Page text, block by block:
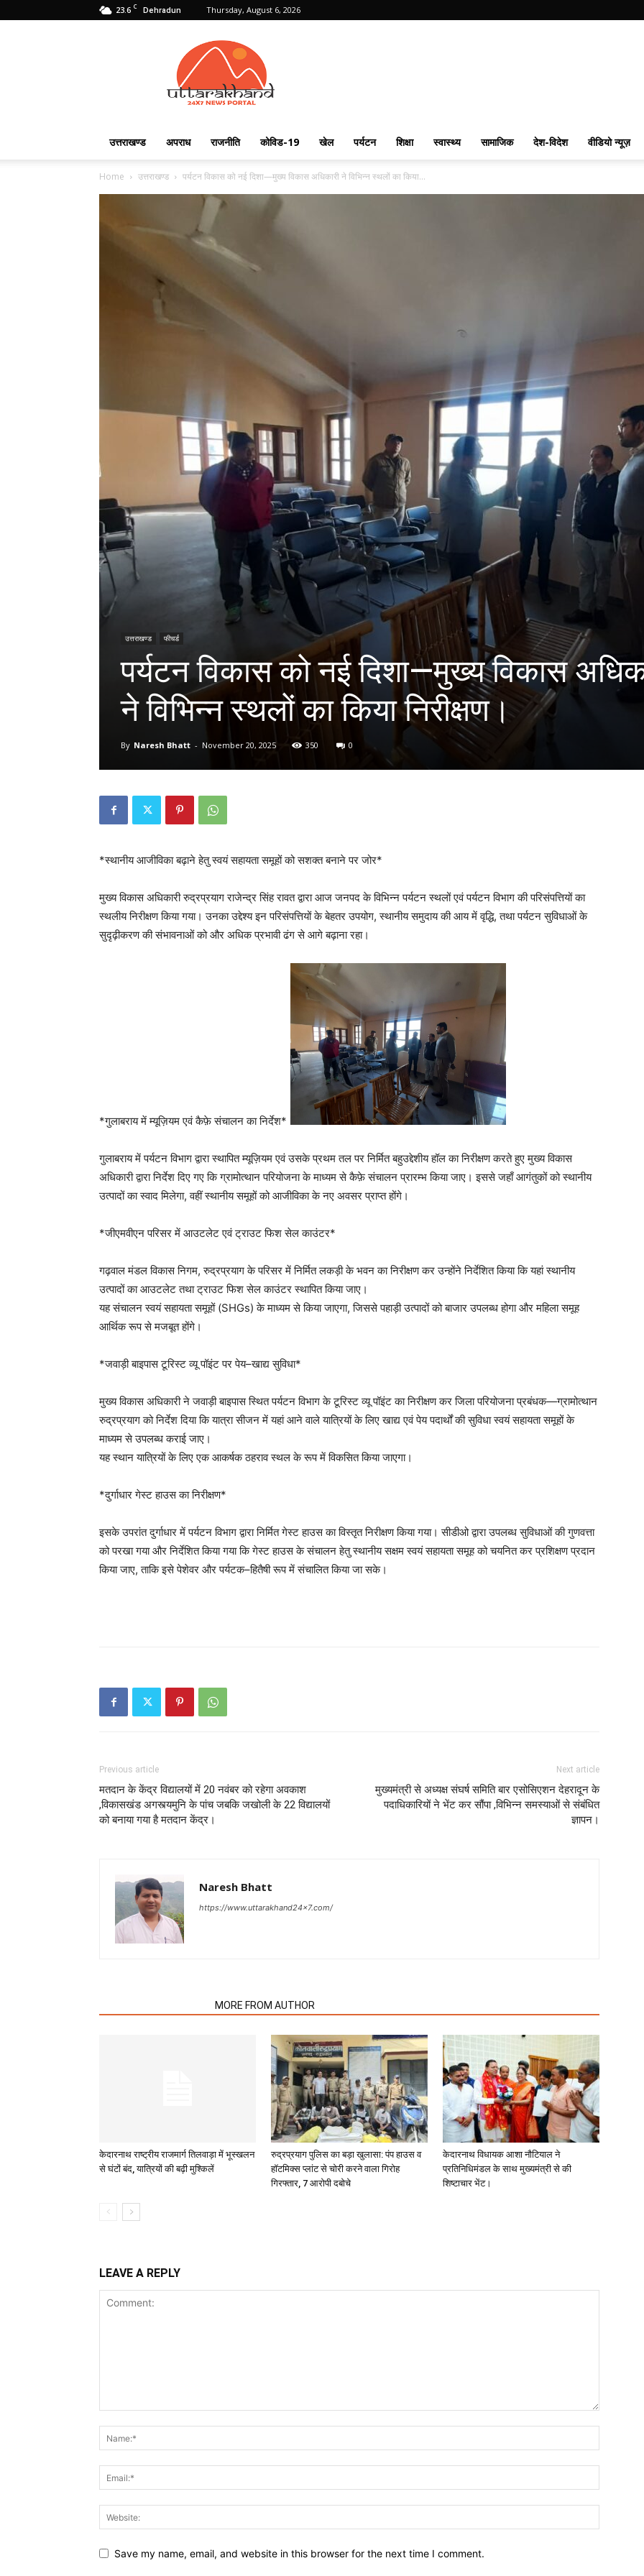
23.6 C Dehradun Thursday, August 6, 2026
Uttarakhand
24X7
उत्तराखण्ड अपराध राजनीति कोविड-19 खेल पर्यटन शिक्षा स्वास्थ्य सामाजिक देश-विदेश वीडियो न्यूज़
Home उत्तराखण्ड पर्यटन विकास को नई दिशा—मुख्य विकास अधिकारी ने विभिन्न स्थलों का किया...
उत्तराखण्ड फीचर्ड
पर्यटन विकास को नई दिशा—मुख्य विकास
ने विभिन्न स्थलों का किया निरीक्षण।
By Naresh Bhatt - November 20, 2025 350 0
*स्थानीय आजीविका बढ़ाने हेतु स्वयं सहायता समूहों को सशक्त बनाने पर जोर*
मुख्य विकास अधिकारी रुद्रप्रयाग राजेन्द्र सिंह रावत द्वारा आज जनपद के विभिन्न पर्यटन स्थलों एवं पर्यटन विभाग की परिसंपत्तियों का
स्थलीय निरीक्षण किया गया। उनका उद्देश्य इन परिसंपत्तियों के बेहतर उपयोग, स्थानीय समुदाय की आय में वृद्धि, तथा पर्यटन सुविधाओं के
सुदृढ़ीकरण की संभावनाओं को और अधिक प्रभावी ढंग से आगे बढ़ाना रहा।
*गुलाबराय में म्यूज़ियम एवं कैफ़े संचालन का निर्देश*
गुलाबराय में पर्यटन विभाग द्वारा स्थापित म्यूज़ियम एवं उसके प्रथम तल पर निर्मित बहुउद्देशीय हॉल का निरीक्षण करते हुए मुख्य विकास
अधिकारी द्वारा निर्देश दिए गए कि ग्रामोत्थान परियोजना के माध्यम से कैफ़े संचालन प्रारम्भ किया जाए। इससे जहाँ आगंतुकों को स्थानीय
उत्पादों का स्वाद मिलेगा, वहीं स्थानीय समूहों को आजीविका के नए अवसर प्राप्त होंगे।
*जीएमवीएन परिसर में आउटलेट एवं ट्राउट फिश सेल काउंटर*
गढ़वाल मंडल विकास निगम, रुद्रप्रयाग के परिसर में निर्मित लकड़ी के भवन का निरीक्षण कर उन्होंने निर्देशित किया कि यहां स्थानीय
उत्पादों का आउटलेट तथा ट्राउट फिश सेल काउंटर स्थापित किया जाए।
यह संचालन स्वयं सहायता समूहों (SHGs) के माध्यम से किया जाएगा, जिससे पहाड़ी उत्पादों को बाजार उपलब्ध होगा और महिला समूह
आर्थिक रूप से मजबूत होंगे।
*जवाड़ी बाइपास टूरिस्ट व्यू पॉइंट पर पेय–खाद्य सुविधा*
मुख्य विकास अधिकारी ने जवाड़ी बाइपास स्थित पर्यटन विभाग के टूरिस्ट व्यू पॉइंट का निरीक्षण कर जिला परियोजना प्रबंधक—ग्रामोत्थान
रुद्रप्रयाग को निर्देश दिया कि यात्रा सीजन में यहां आने वाले यात्रियों के लिए खाद्य एवं पेय पदार्थों की सुविधा स्वयं सहायता समूहों के
माध्यम से उपलब्ध कराई जाए।
यह स्थान यात्रियों के लिए एक आकर्षक ठहराव स्थल के रूप में विकसित किया जाएगा।
*दुर्गाधार गेस्ट हाउस का निरीक्षण*
इसके उपरांत दुर्गाधार में पर्यटन विभाग द्वारा निर्मित गेस्ट हाउस का विस्तृत निरीक्षण किया गया। सीडीओ द्वारा उपलब्ध सुविधाओं की गुणवत्ता
को परखा गया और निर्देशित किया गया कि गेस्ट हाउस के संचालन हेतु स्थानीय सक्षम स्वयं सहायता समूह को चयनित कर प्रशिक्षण प्रदान
किया जाए, ताकि इसे पेशेवर और पर्यटक–हितैषी रूप में संचालित किया जा सके।
Previous article
मतदान के केंद्र विद्यालयों में 20 नवंबर को रहेगा अवकाश
,विकासखंड अगस्त्यमुनि के पांच जबकि जखोली के 22 विद्यालयों
को बनाया गया है मतदान केंद्र।
Next article
मुख्यमंत्री से अध्यक्ष संघर्ष समिति बार एसोसिएशन देहरादून के
पदाधिकारियों ने भेंट कर सौंपा ,विभिन्न समस्याओं से संबंधित
ज्ञापन।
Naresh Bhatt
https://www.uttarakhand24x7.com/
MORE FROM AUTHOR
केदारनाथ राष्ट्रीय राजमार्ग तिलवाड़ा में भूस्खलन
से घंटों बंद, यात्रियों की बढ़ी मुश्किलें
रुद्रप्रयाग पुलिस का बड़ा खुलासा: पंप हाउस व
हॉटमिक्स प्लांट से चोरी करने वाला गिरोह
गिरफ्तार, 7 आरोपी दबोचे
केदारनाथ विधायक आशा नौटियाल ने
प्रतिनिधिमंडल के साथ मुख्यमंत्री से की
शिष्टाचार भेंट।
LEAVE A REPLY
Save my name, email, and website in this browser for the next time I comment.